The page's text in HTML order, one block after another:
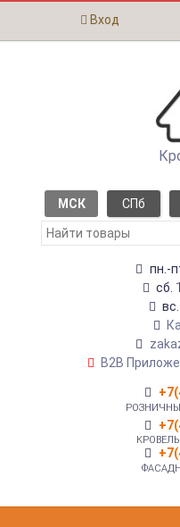
Вход
МСК СПб
пн.-
сб.
вс.
B2B